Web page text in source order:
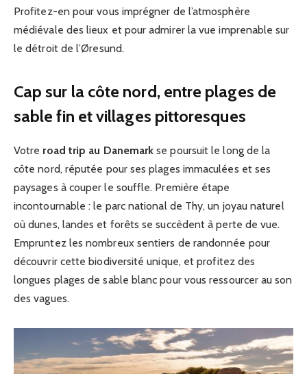
Profitez-en pour vous imprégner de l’atmosphère
médiévale des lieux et pour admirer la vue imprenable sur
le détroit de l’Øresund.
Cap sur la côte nord, entre plages de
sable fin et villages pittoresques
Votre road trip au Danemark se poursuit le long de la
côte nord, réputée pour ses plages immaculées et ses
paysages à couper le souffle. Première étape
incontournable : le parc national de Thy, un joyau naturel
où dunes, landes et forêts se succèdent à perte de vue.
Empruntez les nombreux sentiers de randonnée pour
découvrir cette biodiversité unique, et profitez des
longues plages de sable blanc pour vous ressourcer au son
des vagues.